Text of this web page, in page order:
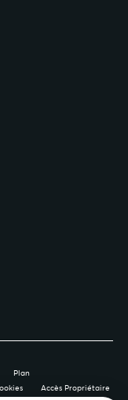
Plan
Accès Propriétaire